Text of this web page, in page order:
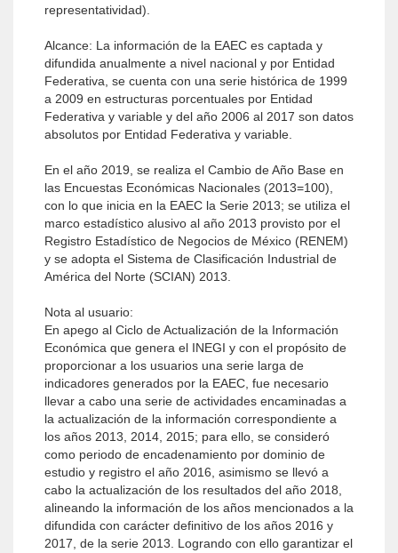
representatividad).
Alcance: La información de la EAEC es captada y
difundida anualmente a nivel nacional y por Entidad
Federativa, se cuenta con una serie histórica de 1999
a 2009 en estructuras porcentuales por Entidad
Federativa y variable y del año 2006 al 2017 son datos
absolutos por Entidad Federativa y variable.
En el año 2019, se realiza el Cambio de Año Base en
las Encuestas Económicas Nacionales (2013=100),
con lo que inicia en la EAEC la Serie 2013; se utiliza el
marco estadístico alusivo al año 2013 provisto por el
Registro Estadístico de Negocios de México (RENEM)
y se adopta el Sistema de Clasificación Industrial de
América del Norte (SCIAN) 2013.
Nota al usuario:
En apego al Ciclo de Actualización de la Información
Económica que genera el INEGI y con el propósito de
proporcionar a los usuarios una serie larga de
indicadores generados por la EAEC, fue necesario
llevar a cabo una serie de actividades encaminadas a
la actualización de la información correspondiente a
los años 2013, 2014, 2015; para ello, se consideró
como periodo de encadenamiento por dominio de
estudio y registro el año 2016, asimismo se llevó a
cabo la actualización de los resultados del año 2018,
alineando la información de los años mencionados a la
difundida con carácter definitivo de los años 2016 y
2017, de la serie 2013. Logrando con ello garantizar el